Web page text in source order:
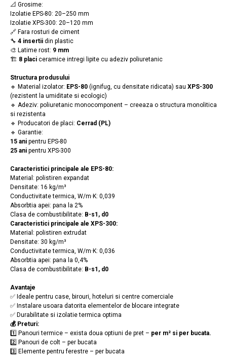
📐 Grosime:
Izolatie EPS-80: 20–250 mm
Izolatie XPS-300: 20–120 mm
🔗 Fara rosturi de ciment
🔧 4 insertii din plastic
🎨 Latime rost: 9 mm
🏗️ 8 placi ceramice intregi lipite cu adeziv poliuretanic
Structura produsului
🔹 Material izolator: EPS-80 (ignifug, cu densitate ridicata) sau XPS-300
(rezistent la umiditate si ecologic)
🔹 Adeziv: poliuretanic monocomponent – creeaza o structura monolitica
si rezistenta
🔹 Producatori de placi: Cerrad (PL)
🔹 Garantie:
15 ani pentru EPS-80
25 ani pentru XPS-300
Caracteristici principale ale EPS-80:
Material: polistiren expandat
Densitate: 16 kg/m³
Conductivitate termica, W/m·K: 0,039
Absorbtia apei: pana la 2%
Clasa de combustibilitate: B-s1, d0
Caracteristici principale ale XPS-300:
Material: polistiren extrudat
Densitate: 30 kg/m³
Conductivitate termica, W/m·K: 0,036
Absorbtia apei: pana la 0,4%
Clasa de combustibilitate: B-s1, d0
Avantaje
✅ Ideale pentru case, birouri, hoteluri si centre comerciale
✅ Instalare usoara datorita elementelor de blocare integrate
✅ Durabilitate si izolatie termica optima
💰 Preturi:
1️⃣ Panouri termice – exista doua optiuni de pret – per m² si per bucata.
2️⃣ Panouri de colt – per bucata
3️⃣ Elemente pentru ferestre – per bucata